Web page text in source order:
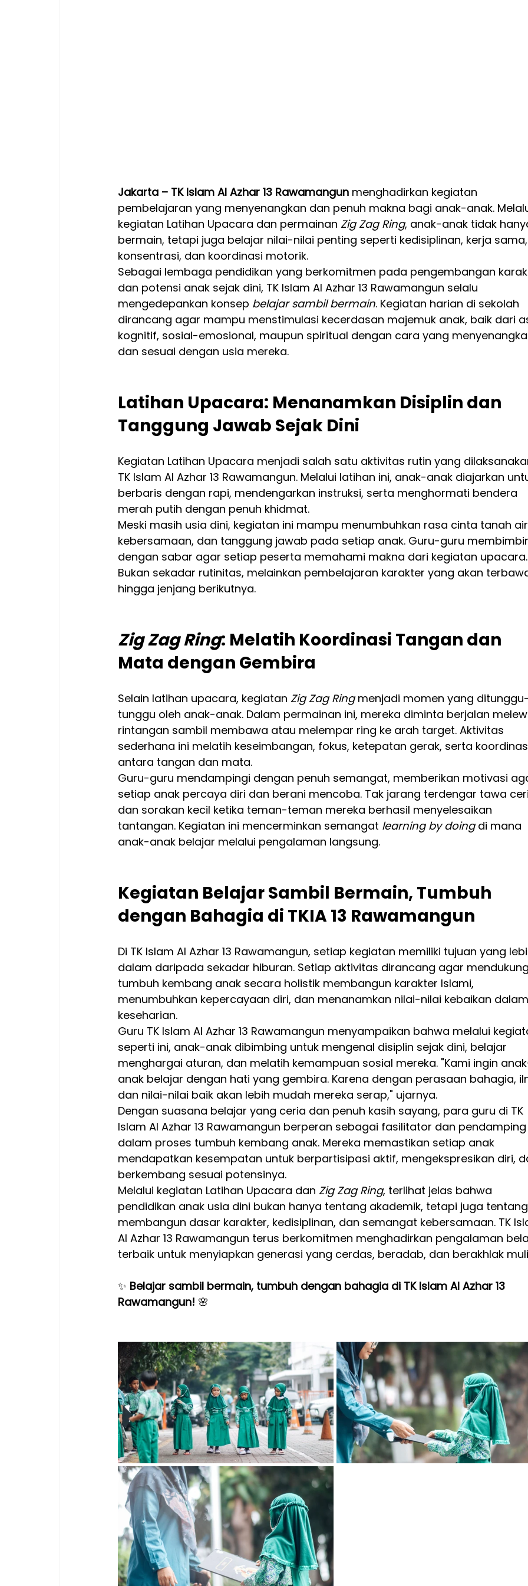
Jakarta – TK Islam Al Azhar 13 Rawamangun menghadirkan kegiatan
pembelajaran yang menyenangkan dan penuh makna bagi anak-anak.
kegiatan Latihan Upacara dan permainan Zig Zag Ring, anak-anak tidak
bermain, tetapi juga belajar nilai-nilai penting seperti kedisiplinan, kerja sama,
konsentrasi, dan koordinasi motorik.
Sebagai lembaga pendidikan yang berkomitmen pada pengembangan
dan potensi anak sejak dini, TK Islam Al Azhar 13 Rawamangun selalu
mengedepankan konsep belajar sambil bermain. Kegiatan harian di sekolah
dirancang agar mampu menstimulasi kecerdasan majemuk anak, baik dari
kognitif, sosial-emosional, maupun spiritual dengan cara yang
dan sesuai dengan usia mereka.
Latihan Upacara: Menanamkan Disiplin dan
Tanggung Jawab Sejak Dini
Kegiatan Latihan Upacara menjadi salah satu aktivitas rutin yang
TK Islam Al Azhar 13 Rawamangun. Melalui latihan ini, anak-anak diajarkan
berbaris dengan rapi, mendengarkan instruksi, serta menghormati bendera
merah putih dengan penuh khidmat.
Meski masih usia dini, kegiatan ini mampu menumbuhkan rasa cinta tanah
kebersamaan, dan tanggung jawab pada setiap anak. Guru-guru
dengan sabar agar setiap peserta memahami makna dari kegiatan upacara.
Bukan sekadar rutinitas, melainkan pembelajaran karakter yang akan
hingga jenjang berikutnya.
Zig Zag Ring: Melatih Koordinasi Tangan dan
Mata dengan Gembira
Selain latihan upacara, kegiatan Zig Zag Ring menjadi momen yang ditunggu-
tunggu oleh anak-anak. Dalam permainan ini, mereka diminta berjalan
rintangan sambil membawa atau melempar ring ke arah target. Aktivitas
sederhana ini melatih keseimbangan, fokus, ketepatan gerak, serta
antara tangan dan mata.
Guru-guru mendampingi dengan penuh semangat, memberikan motivasi
setiap anak percaya diri dan berani mencoba. Tak jarang terdengar tawa
dan sorakan kecil ketika teman-teman mereka berhasil menyelesaikan
tantangan. Kegiatan ini mencerminkan semangat learning by doing di mana
anak-anak belajar melalui pengalaman langsung.
Kegiatan Belajar Sambil Bermain, Tumbuh
dengan Bahagia di TKIA 13 Rawamangun
Di TK Islam Al Azhar 13 Rawamangun, setiap kegiatan memiliki tujuan yang
dalam daripada sekadar hiburan. Setiap aktivitas dirancang agar mendukung
tumbuh kembang anak secara holistik membangun karakter Islami,
menumbuhkan kepercayaan diri, dan menanamkan nilai-nilai kebaikan dalam
keseharian.
Guru TK Islam Al Azhar 13 Rawamangun menyampaikan bahwa melalui
seperti ini, anak-anak dibimbing untuk mengenal disiplin sejak dini, belajar
menghargai aturan, dan melatih kemampuan sosial mereka. "Kami ingin
anak belajar dengan hati yang gembira. Karena dengan perasaan bahagia,
dan nilai-nilai baik akan lebih mudah mereka serap," ujarnya.
Dengan suasana belajar yang ceria dan penuh kasih sayang, para guru di TK
Islam Al Azhar 13 Rawamangun berperan sebagai fasilitator dan pendamping
dalam proses tumbuh kembang anak. Mereka memastikan setiap anak
mendapatkan kesempatan untuk berpartisipasi aktif, mengekspresikan diri,
berkembang sesuai potensinya.
Melalui kegiatan Latihan Upacara dan Zig Zag Ring, terlihat jelas bahwa
pendidikan anak usia dini bukan hanya tentang akademik, tetapi juga tentang
membangun dasar karakter, kedisiplinan, dan semangat kebersamaan. TK
Al Azhar 13 Rawamangun terus berkomitmen menghadirkan pengalaman
terbaik untuk menyiapkan generasi yang cerdas, beradab, dan berakhlak
✨ Belajar sambil bermain, tumbuh dengan bahagia di TK Islam Al Azhar 13
Rawamangun! 🌸